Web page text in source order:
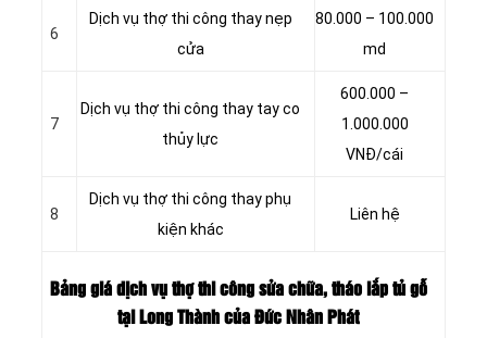
6
Dịch vụ thợ thi công thay nẹp
cửa
80.000 – 100.000
md
7
Dịch vụ thợ thi công thay tay co
thủy lực
600.000 –
1.000.000
VNĐ/cái
8
Dịch vụ thợ thi công thay phụ
kiện khác
Liên hệ
Bảng giá dịch vụ thợ thi công sửa chữa, tháo lắp tủ gỗ
tại Long Thành của Đức Nhân Phát